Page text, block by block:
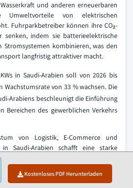
Kostenloses PDF Herunterladen
und anderen erneuerbaren
von elektrischen
Fuhrparkbetreiber können ihre CO₂-
senken, indem sie batterieelektrische
Stromsystemen kombinieren, was den
langfristig attraktiver macht.
in Saudi-Arabien soll von 2026 bis
Wachstumsrate von 33 % wachsen. Die
Arabiens beschleunigt die Einführung
Bereichen des gewerblichen Verkehrs
von Logistik, E-Commerce und
Saudi-Arabien schafft eine starke
LKWs. Die zunehmende
Industriezentren, Häfen und
veranlasst Transportunternehmen,